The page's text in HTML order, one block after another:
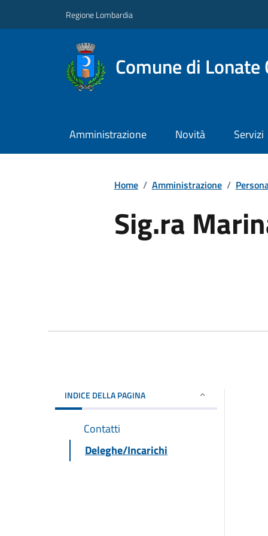
Regione Lombardia
Comune di Lonate
Amministrazione Novità Servizi
Home / Amministrazione /
Sig.ra
INDICE DELLA PAGINA
Contatti
Deleghe/Incarichi